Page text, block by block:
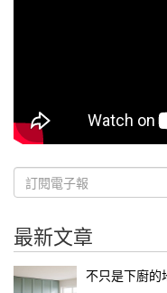
最新文章
不只是下廚的